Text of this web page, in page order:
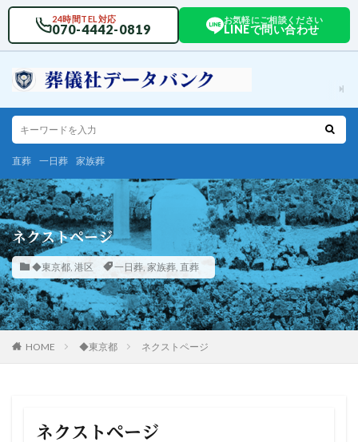
24時間TEL対応
070-4442-0819
お気軽にご相談ください
LINEで問い合わせ
直葬 一日葬 家族葬
ネクストページ
◆東京都, 港区 一日葬, 家族葬, 直葬
HOME ◆東京都 ネクストページ
ネクストページ